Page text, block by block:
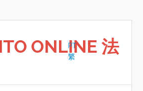
ONLINE 法
PT
繁